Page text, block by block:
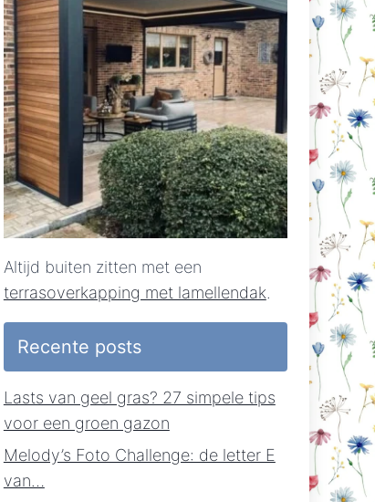
Altijd buiten zitten met een
terrasoverkapping met lamellendak.
Recente posts
Lasts van geel gras? 27 simpele tips
voor een groen gazon
Melody’s Foto Challenge: de letter E
van…